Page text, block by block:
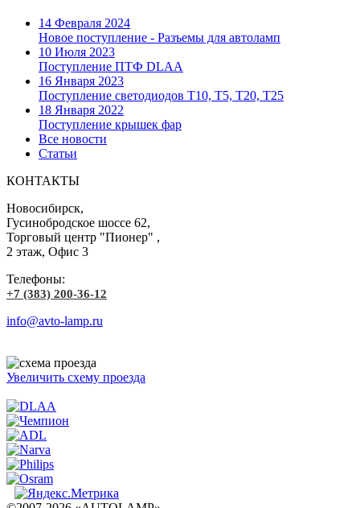
14 Февраля 2024
Новое поступление - Разъемы для автоламп
10 Июля 2023
Поступление ПТФ DLAA
16 Января 2023
Поступление светодиодов T10, T5, T20, T25
18 Января 2022
Поступление крышек фар
Все новости
Статьи
КОНТАКТЫ
Новосибирск,
Гусинобродское шоссе 62,
Торговый центр "Пионер" ,
2 этаж, Офис 3
Телефоны:
+7 (383) 200-36-12
info@avto-lamp.ru
Увеличить схему проезда